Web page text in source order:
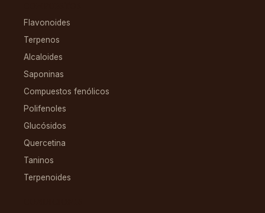
Flavonoides
Terpenos
Alcaloides
Saponinas
Compuestos fenólicos
Polifenoles
Glucósidos
Quercetina
Taninos
Terpenoides